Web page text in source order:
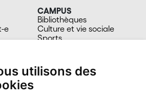
utilisons des
e
âge
CAMPUS
Bibliothèques
Culture et vie sociale
Sports
En images